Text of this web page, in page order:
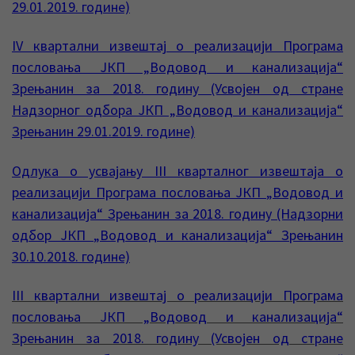
29.01.2019. године)
IV квартални извештај о реализацији Програма
пословања ЈКП „Водовод и канализација“
Зрењанин за 2018. годину (Усвојен од стране
Надзорног одбора ЈКП „Водовод и канализација“
Зрењанин 29.01.2019. године)
Одлука о усвајању III кварталног извештаја о
реализацији Програма пословања ЈКП „Водовод и
канализација“ Зрењанин за 2018. годину (Надзорни
одбор ЈКП „Водовод и канализација“ Зрењанин
30.10.2018. године)
III квартални извештај о реализацији Програма
пословања ЈКП „Водовод и канализација“
Зрењанин за 2018. годину (Усвојен од стране